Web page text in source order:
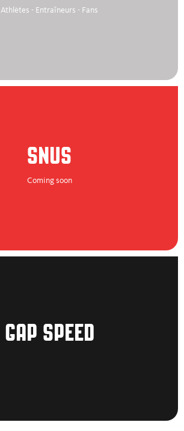
Athlètes - Entraîneurs - Fans
SNUS
Coming soon
GAP SPEED